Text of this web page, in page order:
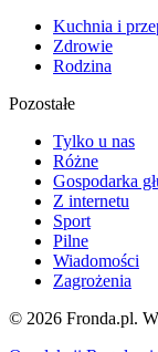
Kuchnia i
Zdrowie
Rodzina
Pozostałe
Tylko u nas
Różne
Gospodarka
Z internetu
Sport
Pilne
Wiadomości
Zagrożenia
© 2026 Fronda.pl.